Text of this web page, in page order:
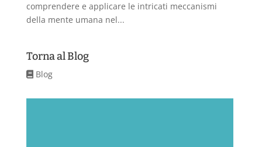
comprendere e applicare le intricati meccanismi
della mente umana nel...
Torna al Blog
Blog